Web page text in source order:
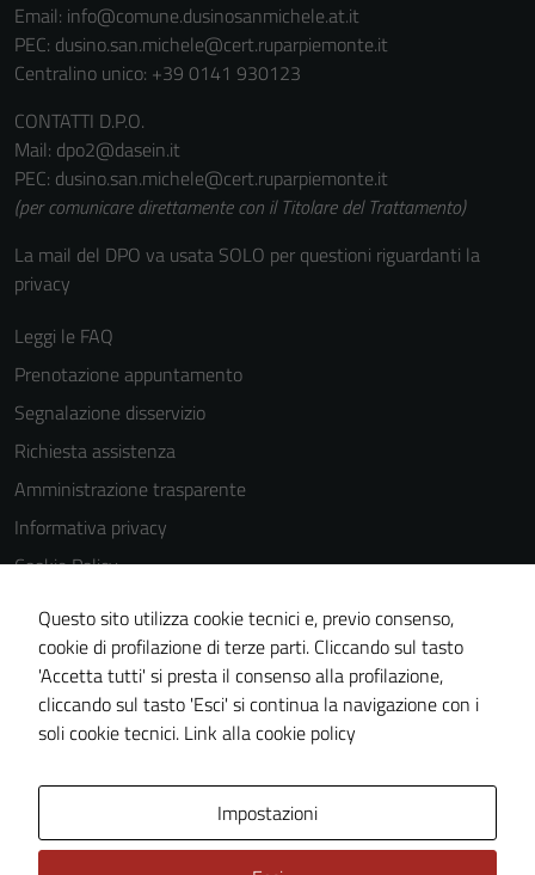
Email: info@comune.dusinosanmichele.at.it
PEC: dusino.san.michele@cert.ruparpiemonte.it
Centralino unico: +39 0141 930123
CONTATTI D.P.O.
Mail: dpo2@dasein.it
PEC: dusino.san.michele@cert.ruparpiemonte.it
(per comunicare direttamente con il Titolare del Trattamento)
La mail del DPO va usata SOLO per questioni riguardanti la
privacy
Leggi le FAQ
Prenotazione appuntamento
Segnalazione disservizio
Richiesta assistenza
Amministrazione trasparente
Informativa privacy
Cookie Policy
Note legali
Dichiarazione di accessibilità
Obiettivi di accessibilità
Piano di miglioramento del sito
Questo sito utilizza cookie tecnici e, previo consenso,
cookie di profilazione di terze parti. Cliccando sul tasto
'Accetta tutti' si presta il consenso alla profilazione,
cliccando sul tasto 'Esci' si continua la navigazione con i
soli cookie tecnici. Link alla cookie policy
Impostazioni